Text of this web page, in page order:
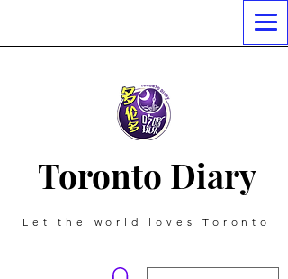
Toronto Diary
Let the world loves Toronto